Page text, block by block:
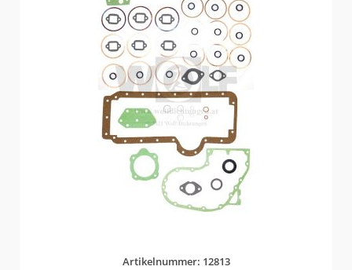
Artikelnummer: 12813